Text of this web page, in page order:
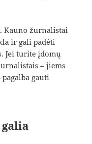
Kauno žurnalistai
ir gali padėti
Jei turite įdomų
– jiems
gauti